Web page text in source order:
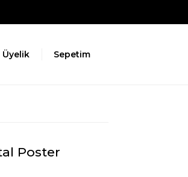
Üyelik Sepetim
Poster